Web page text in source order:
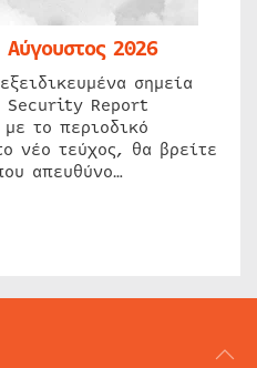
2026
σημεία
Security Report
το περιοδικό
νέο τεύχος, θα βρείτε
απευθύνο…